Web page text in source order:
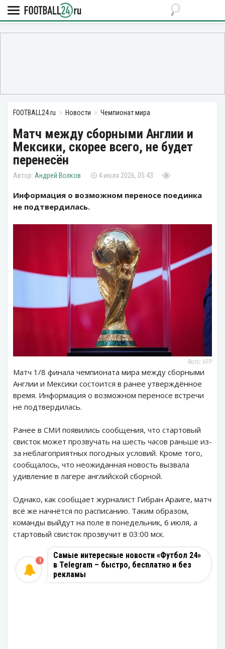
FOOTBALL24.ru Новости Чемпионат мира
Матч между сборными Англии и
Мексики, скорее всего, не будет
перенесён
Андрей Волков 4 июля 2026, 05:43
Информация о возможном переносе поединка
не подтвердилась.
Фото: AFP
Матч 1/8 финала чемпионата мира между сборными
Англии и Мексики состоится в ранее утверждённое
время. Информация о возможном переносе встречи
не подтвердилась.
Ранее в СМИ появились сообщения, что стартовый
свисток может прозвучать на шесть часов раньше из-
за неблагоприятных погодных условий. Кроме того,
сообщалось, что неожиданная новость вызвала
удивление в лагере английской сборной.
Однако, как сообщает журналист Гибран Араиге, матч
всё же начнётся по расписанию. Таким образом,
команды выйдут на поле в понедельник, 6 июля, а
стартовый свисток прозвучит в 03:00 мск.
Самые интересные новости «Футбол 24»
в Telegram – быстро, бесплатно и без
рекламы
1